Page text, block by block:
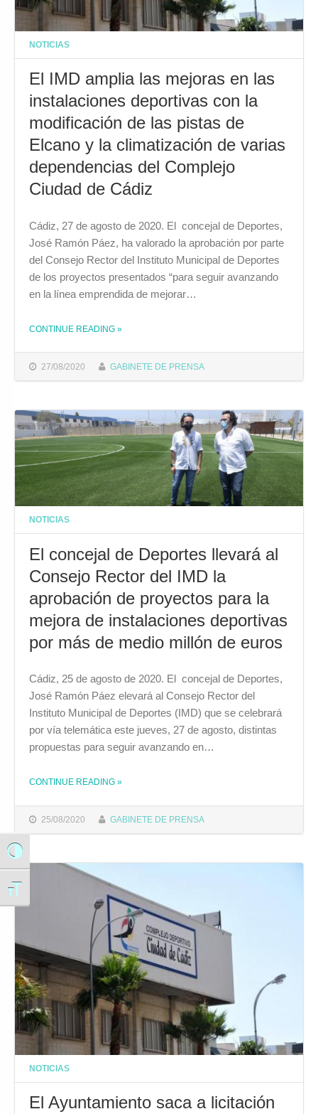
Alternar alto contraste
Alternar tamaño de letra
NOTICIAS
El IMD amplia las mejoras en las
instalaciones deportivas con la
modificación de las pistas de
Elcano y la climatización de varias
dependencias del Complejo
Ciudad de Cádiz
27/08/2020 GABINETE DE PRENSA
Cádiz, 27 de agosto de 2020. El concejal de Deportes,
José Ramón Páez, ha valorado la aprobación por parte
del Consejo Rector del Instituto Municipal de Deportes
de los proyectos presentados “para seguir avanzando
en la línea emprendida de mejorar…
CONTINUE READING »
NOTICIAS
El concejal de Deportes llevará al
Consejo Rector del IMD la
aprobación de proyectos para la
mejora de instalaciones deportivas
por más de medio millón de euros
25/08/2020 GABINETE DE PRENSA
Cádiz, 25 de agosto de 2020. El concejal de Deportes,
José Ramón Páez elevará al Consejo Rector del
Instituto Municipal de Deportes (IMD) que se celebrará
por vía telemática este jueves, 27 de agosto, distintas
propuestas para seguir avanzando en…
CONTINUE READING »
NOTICIAS
El Ayuntamiento saca a licitación